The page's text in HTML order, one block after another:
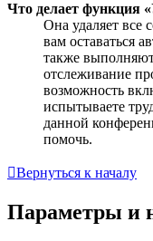
Что делает функция
Она удаляет все
вам оставаться
также
отслеживание
возможность
испытываете
данной
помочь.
Вернуться к началу
Параметры и